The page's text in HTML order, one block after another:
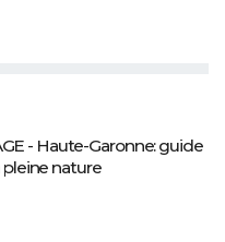
- Haute-Garonne: guide
pleine nature